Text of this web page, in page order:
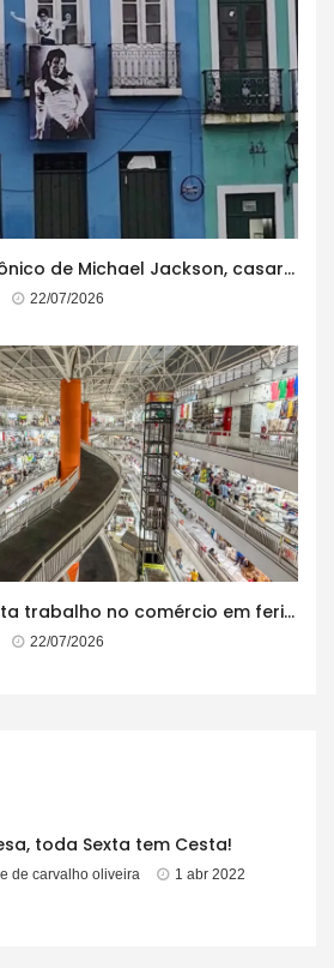
Cenário de clipe icônico de Michael Jackson, casarão azul no centro do Pelourinho enfrenta ordem de desocupação
22/07/2026
Acordo regulamenta trabalho no comércio em feriados
22/07/2026
toda Sexta tem Cesta!
de carvalho oliveira 1 abr 2022